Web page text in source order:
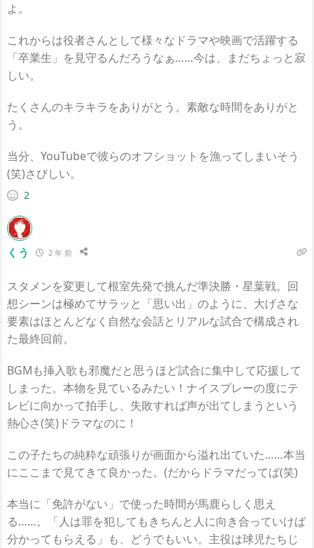
よ。
これからは役者さんとして様々なドラマや映画で活躍する
「卒業生」を見守るんだろうなぁ……今は、まだちょっと寂
しい。
たくさんのキラキラをありがとう。素敵な時間をありがと
う。
当分、YouTubeで彼らのオフショットを漁ってしまいそう
(笑)さびしい。
2
くう 2 年 前
スタメンを変更して根室先発で挑んだ準決勝・星葉戦。回
想シーンは極めてサラッと「思い出」のように、大げさな
要素はほとんどなく自然な会話とリアルな試合で構成され
た最終回前。
BGMも挿入歌も邪魔だと思うほど試合に集中して応援して
しまった。本物を見ているみたい！ナイスプレーの度にテ
レビに向かって拍手し、失敗すれば声が出てしまうという
熱心さ(笑)ドラマなのに！
この子たちの純粋な頑張りが画面から溢れ出ていた……本当
にここまで見てきて良かった。(だからドラマだってば(笑)
本当に「免許がない」で使った時間が馬鹿らしく思え
る……。「人は罪を犯してもきちんと人に向き合っていけば
分かってもらえる」も、どうでもいい。主役は球児たちじ